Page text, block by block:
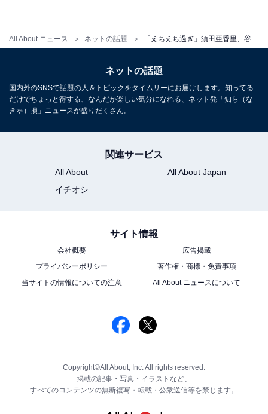
All About ニュース ネットの話題
ネットの話題
国内外のSNSで話題の人＆トピックをタイムリーにお届けします。知ってる
だけでちょっと得する、なんだか楽しい気分になれる、ネット発「知ら（な
きゃ）損」ニュースが盛りだくさん。
関連サービス
All About
All About Japan
イチオシ
サイト情報
会社概要
広告掲載
プライバシーポリシー
著作権・商標・免責事項
当サイトの情報についての注意
All About ニュースについて
Copyright©All About, Inc. All rights reserved.
掲載の記事・写真・イラストなど、
すべてのコンテンツの無断複写・転載・公衆送信等を禁じます。